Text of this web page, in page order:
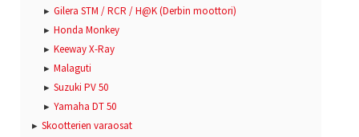
Gilera STM / RCR / H@K (Derbin moottori)
Honda Monkey
Keeway X-Ray
Malaguti
Suzuki PV 50
Yamaha DT 50
Skootterien varaosat